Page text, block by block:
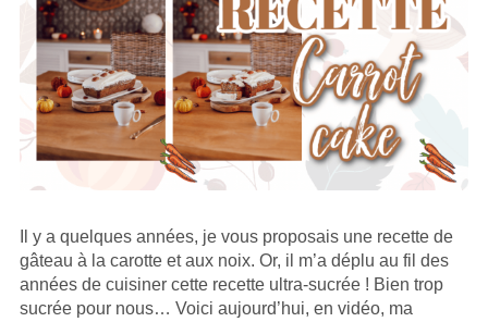
Il y a quelques années, je vous proposais une recette de
gâteau à la carotte et aux noix. Or, il m’a déplu au fil des
années de cuisiner cette recette ultra-sucrée ! Bien trop
sucrée pour nous… Voici aujourd’hui, en vidéo, ma